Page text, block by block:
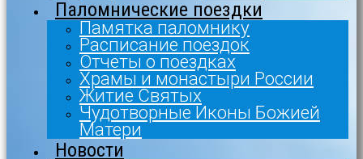
Паломнические поездки
Памятка паломнику
Расписание поездок
Отчеты о поездках
Храмы и монастыри России
Житие Святых
Чудотворные Иконы Божией
Матери
Новости